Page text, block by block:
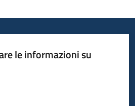
le informazioni su